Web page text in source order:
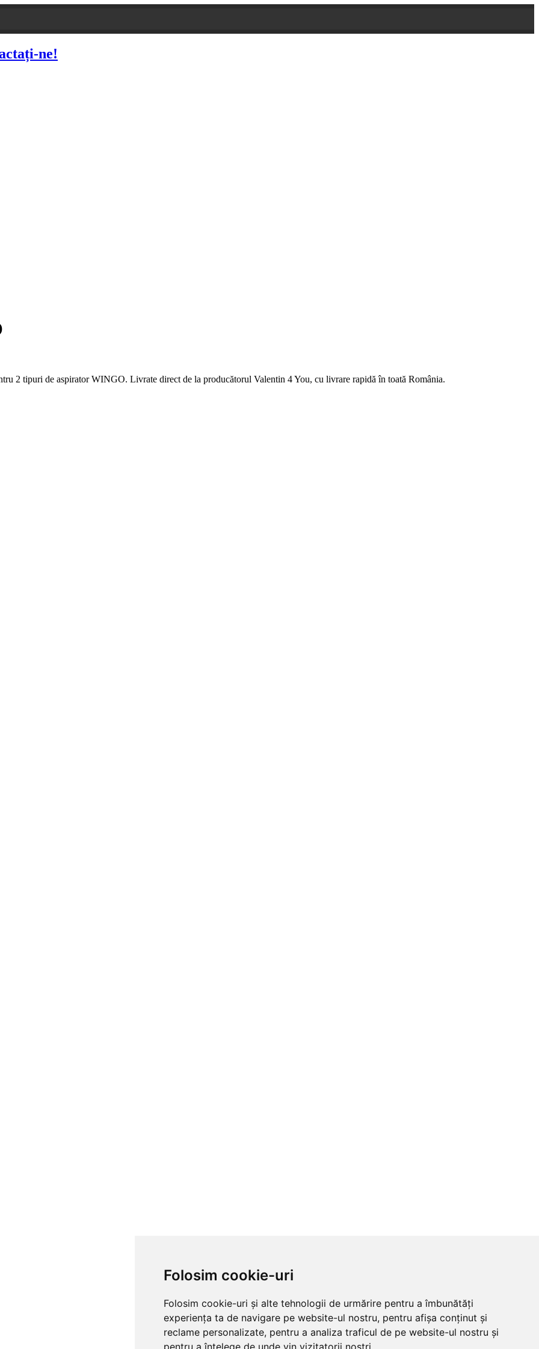
Folosim cookie-uri
Folosim cookie-uri și alte tehnologii de urmărire pentru a îmbunătăți
experiența ta de navigare pe website-ul nostru, pentru afișa conținut și
reclame personalizate, pentru a analiza traficul de pe website-ul nostru și
pentru a înțelege de unde vin vizitatorii noștri.
ne!
2 tipuri de aspirator WINGO. Livrate direct de la producătorul Valentin 4 You, cu livrare rapidă în toată România.